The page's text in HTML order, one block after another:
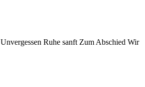
Unvergessen Ruhe sanft Zum Abschied Wir